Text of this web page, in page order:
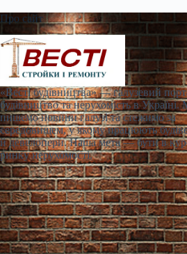
Про сайт
«Весті будівництва» — галузевий
будівництво та нерухомість в Україні.
пишемо новини галузі та стежимо за
середовищем, у якому працюють
й девелопери. Наша мета — бути в
ринку нерухомості.